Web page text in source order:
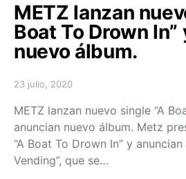
METZ lanzan
Boat To Drown
nuevo álbum.
Posted on
23 julio, 2020
METZ lanzan nuevo single “A
anuncian nuevo álbum. Metz
“A Boat To Drown In” y
Vending”, que se…